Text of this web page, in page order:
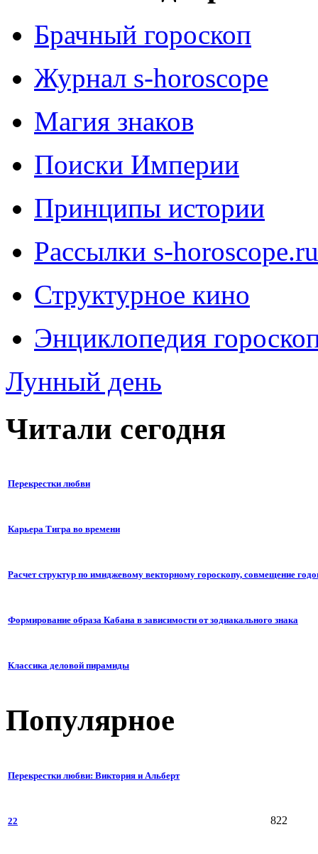
Брачный гороскоп
Журнал s-horoscope
Магия знаков
Поиски Империи
Принципы истории
Рассылки s-horoscope.ru
Структурное кино
Энциклопедия
Лунный день
Читали сегодня
Перекрестки любви
Карьера Тигра во времени
Расчет структур по имиджевому векторному гороскопу, совмещение
Формирование образа Кабана в зависимости от зодиакального знака
Классика деловой пирамиды
Популярное
Перекрестки любви: Виктория и Альберт
22 822